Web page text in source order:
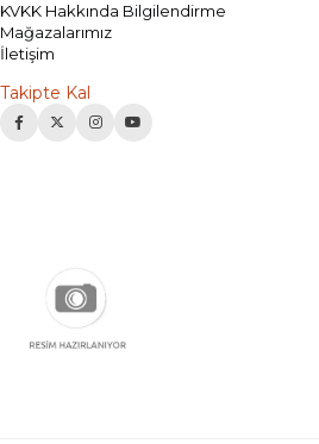
KVKK Hakkında Bilgilendirme
Mağazalarımız
İletişim
Takipte Kal